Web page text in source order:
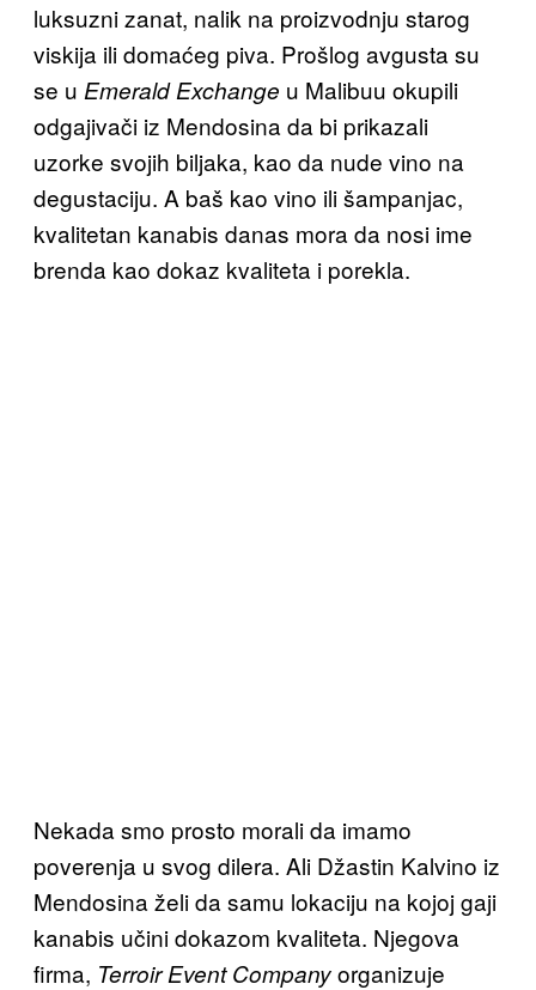
luksuzni zanat, nalik na proizvodnju starog
viskija ili domaćeg piva. Prošlog avgusta su
se u Emerald Exchange u Malibuu okupili
odgajivači iz Mendosina da bi prikazali
uzorke svojih biljaka, kao da nude vino na
degustaciju. A baš kao vino ili šampanjac,
kvalitetan kanabis danas mora da nosi ime
brenda kao dokaz kvaliteta i porekla.
Nekada smo prosto morali da imamo
poverenja u svog dilera. Ali Džastin Kalvino iz
Mendosina želi da samu lokaciju na kojoj gaji
kanabis učini dokazom kvaliteta. Njegova
firma, Terroir Event Companyorganizuje